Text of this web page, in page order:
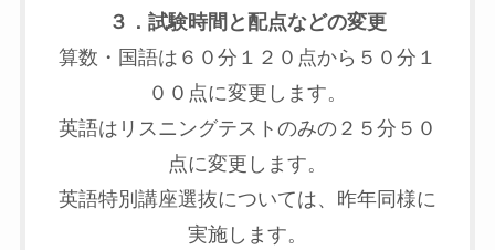
３．試験時間と配点などの変更
算数・国語は６０分１２０点から５０分１
００点に変更します。
英語はリスニングテストのみの２５分５０
点に変更します。
英語特別講座選抜については、昨年同様に
実施します。